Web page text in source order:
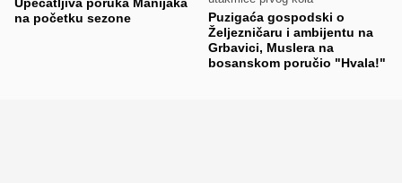
na početku sezone
Puzigaća gospodski o
Željezničaru i ambijentu na
Grbavici, Muslera na
bosanskom poručio "Hvala!"